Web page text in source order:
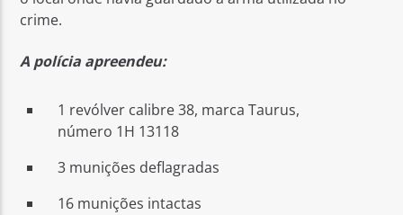
crime.
A polícia apreendeu:
1 revólver calibre 38, marca Taurus,
número 1H 13118
3 munições deflagradas
16 munições intactas